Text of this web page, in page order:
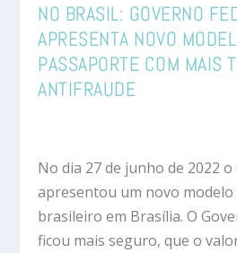
NO BRASIL: GOVERNO
APRESENTA NOVO
PASSAPORTE COM MAIS
ANTIFRAUDE
No dia 27 de junho de 2022
apresentou um novo
brasileiro em Brasília. O
ficou mais seguro, que o